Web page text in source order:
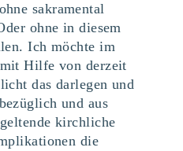
sakramental
ohne in diesem
Ich möchte im
Hilfe von derzeit
das darlegen und
und aus
kirchliche
die